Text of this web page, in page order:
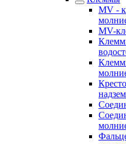
MV -
MV-